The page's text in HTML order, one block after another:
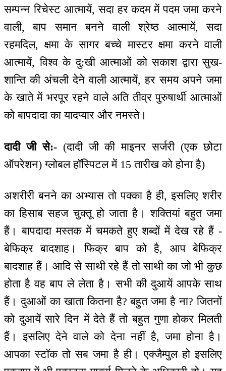
सम्पन्न रिचेस्ट आत्मायें, सदा हर कदम में पदम जमा करने
वाली, बाप समान बनने वाली श्रेष्ठ आत्मायें, सदा
रहमदिल, क्षमा के सागर बच्चे मास्टर क्षमा करने वाली
आत्मायें, विश्व के दु:खी आत्माओं को सकाश द्वारा सुख-
शान्ति की अंचली देने वाली आत्मायें, हर समय अपने जमा
के खाते में भरपूर रहने वाले अति तीव्र पुरुषार्थी आत्माओं
को बापदादा का यादप्यार और नमस्ते।
दादी जी से:-(दादी जी की माइनर सर्जरी (एक छोटा
ऑपरेशन) ग्लोबल हॉस्पिटल में 15 तारीख को होना है)
अशरीरी बनने का अभ्यास तो पक्का है ही, इसलिए शरीर
का हिसाब सहज चुक्तू हो जाता है। शक्तियां बहुत जमा
हैं। बापदादा मस्तक में चमकते हुए शब्दों में देख रहे हैं -
बेफिक्र बादशाह। फिक्र बाप को है, आप बेफिक्र
बादशाह हैं। आदि से साथी रहे हैं तो साथी का जो भी कुछ
होता है वह बाप ले लेता है। सभी की दुआयें आपके साथ
हैं। दुआओं का खाता कितना है? बहुत जमा है ना? जितनों
को दुआयें सारे दिन में देते हैं तो बहुत गुणा होकर मिलती
हैं। इसलिए देने वाले को देना नहीं है, जमा होना है।
आपका स्टॉक तो सब जमा है ही। एक्जैम्पुल हो इसलिए